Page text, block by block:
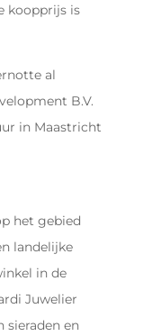
koopprijs is
al
B.V.
in Maastricht
het gebied
landelijke
in de
Juwelier
sieraden en